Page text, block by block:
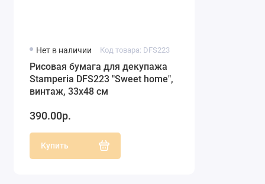
Нет в наличии Код товара: DFS223
Рисовая бумага для декупажа
Stamperia DFS223 "Sweet home",
винтаж, 33х48 см
390.00р.
Купить